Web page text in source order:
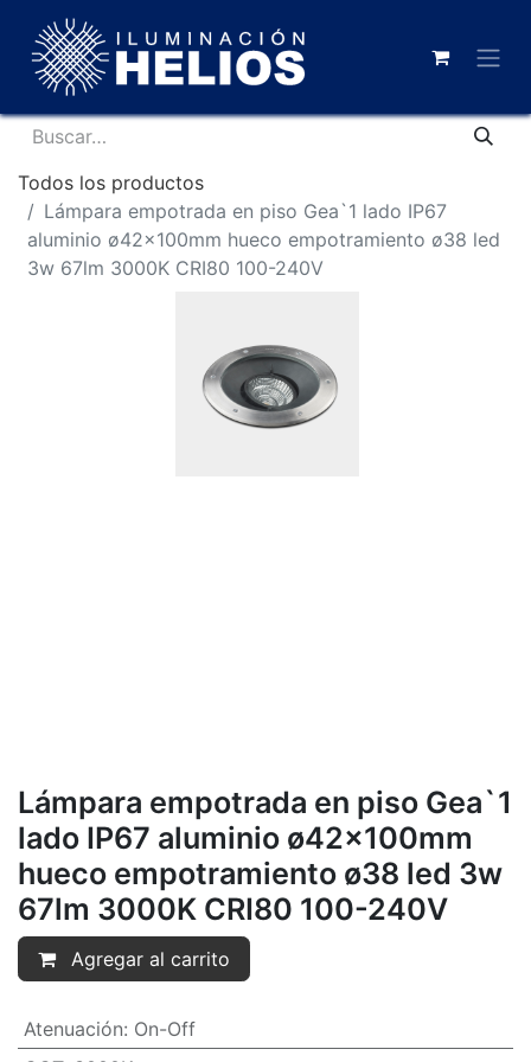
Todos los productos
Lámpara empotrada en piso Gea`1 lado IP67
aluminio ø42x100mm hueco empotramiento ø38 led
3w 67lm 3000K CRI80 100-240V
Lámpara empotrada en piso Gea`1
lado IP67 aluminio ø42x100mm
hueco empotramiento ø38 led 3w
67lm 3000K CRI80 100-240V
Agregar al carrito
Atenuación: On-Off